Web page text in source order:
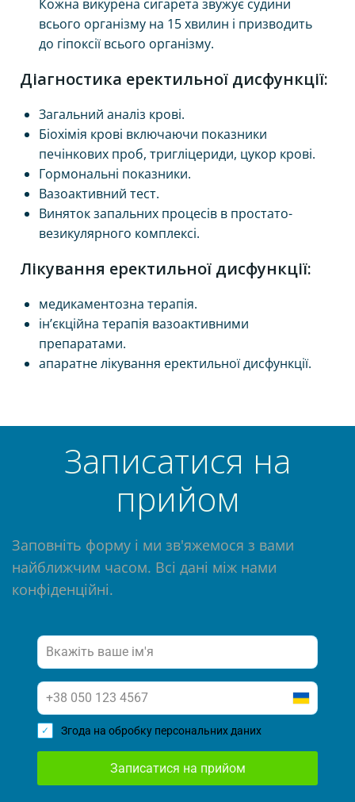
Кожна викурена сигарета звужує судини
всього організму на 15 хвилин і призводить
до гіпоксії всього організму.
Діагностика еректильної дисфункції:
Загальний аналіз крові.
Біохімія крові включаючи показники
печінкових проб, тригліцериди, цукор крові.
Гормональні показники.
Вазоактивний тест.
Виняток запальних процесів в простато-
везикулярного комплексі.
Лікування еректильної дисфункції:
медикаментозна терапія.
ін’єкційна терапія вазоактивними
препаратами.
апаратне лікування еректильної дисфункції.
Записатися на
прийом
Заповніть форму і ми зв'яжемося з вами
найближчим часом. Всі дані між нами
конфіденційні.
Згода на обробку персональних даних
Записатися на прийом